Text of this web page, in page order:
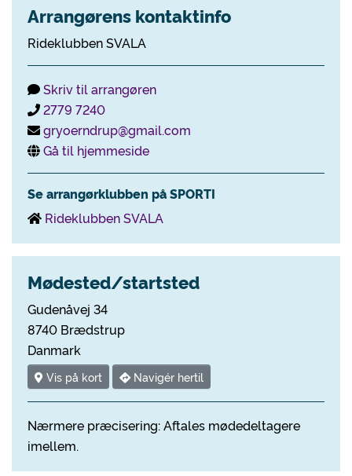
Arrangørens kontaktinfo
Rideklubben SVALA
Skriv til arrangøren
2779 7240
gryoerndrup@gmail.com
Gå til hjemmeside
Se arrangørklubben på SPORTI
Rideklubben SVALA
Mødested/startsted
Gudenåvej 34
8740 Brædstrup
Danmark
Vis på kort Navigér hertil
Nærmere præcisering: Aftales mødedeltagere
imellem.